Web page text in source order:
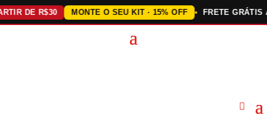
DE R$30 MONTE O SEU KIT · 15% OFF FRETE GRÁTIS